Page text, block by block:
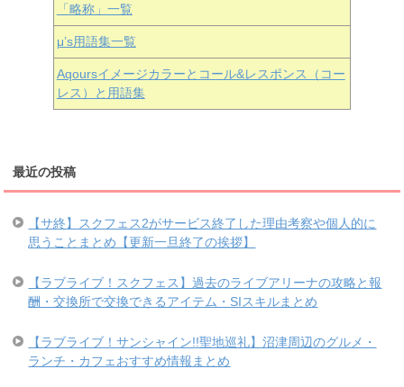
「略称」一覧
μ’s用語集一覧
Aqoursイメージカラーとコール&レスポンス（コー
レス）と用語集
最近の投稿
【サ終】スクフェス2がサービス終了した理由考察や個人的に
思うことまとめ【更新一旦終了の挨拶】
【ラブライブ！スクフェス】過去のライブアリーナの攻略と報
酬・交換所で交換できるアイテム・SIスキルまとめ
【ラブライブ！サンシャイン!!聖地巡礼】沼津周辺のグルメ・
ランチ・カフェおすすめ情報まとめ